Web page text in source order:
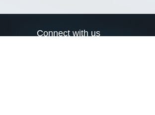
Connect with us